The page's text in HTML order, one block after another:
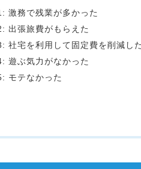
激務で残業が多かった
出張旅費がもらえた
社宅を利用して固定費を削減した
遊ぶ気力がなかった
モテなかった